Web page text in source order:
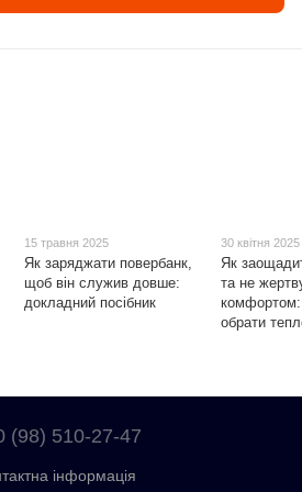
15 травня 2025
Як заряджати повербанк,
щоб він служив довше:
докладний посібник
30 квітня 2025
Як
та не
обрати
(98) 510-27-47
інформація